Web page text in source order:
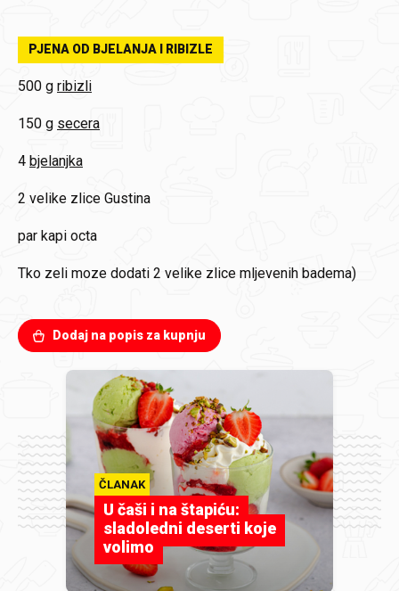
PJENA OD BJELANJA I RIBIZLE
500 g ribizli
150 g secera
4 bjelanjka
2 velike zlice Gustina
par kapi octa
Tko zeli moze dodati 2 velike zlice mljevenih badema)
Dodaj na popis za kupnju
ČLANAK
U čaši i na štapiću:
sladoledni deserti koje
volimo